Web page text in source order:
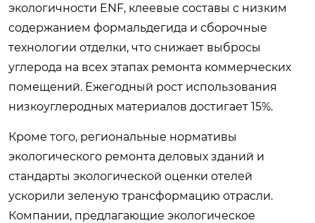
экологичности ENF, клеевые составы с низким
содержанием формальдегида и сборочные
технологии отделки, что снижает выбросы
углерода на всех этапах ремонта коммерческих
помещений. Ежегодный рост использования
низкоуглеродных материалов достигает 15%.
Кроме того, региональные нормативы
экологического ремонта деловых зданий и
стандарты экологической оценки отелей
ускорили зеленую трансформацию отрасли.
Компании, предлагающие экологическое